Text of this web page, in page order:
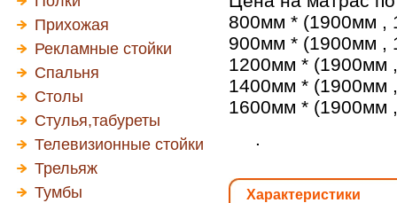
Прихожая
Рекламные стойки
Спальня
Столы
Стулья,табуреты
Телевизионные стойки
Трельяж
Тумбы
800мм * (1900мм ,
900мм * (1900мм ,
1200мм * (1900мм
1400мм * (1900мм
1600мм * (1900мм
.
Характеристики